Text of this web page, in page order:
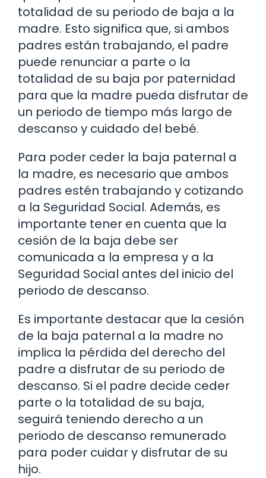
totalidad de su periodo de baja a la
madre. Esto significa que, si ambos
padres están trabajando, el padre
puede renunciar a parte o la
totalidad de su baja por paternidad
para que la madre pueda disfrutar de
un periodo de tiempo más largo de
descanso y cuidado del bebé.
Para poder ceder la baja paternal a
la madre, es necesario que ambos
padres estén trabajando y cotizando
a la Seguridad Social. Además, es
importante tener en cuenta que la
cesión de la baja debe ser
comunicada a la empresa y a la
Seguridad Social antes del inicio del
periodo de descanso.
Es importante destacar que la cesión
de la baja paternal a la madre no
implica la pérdida del derecho del
padre a disfrutar de su periodo de
descanso. Si el padre decide ceder
parte o la totalidad de su baja,
seguirá teniendo derecho a un
periodo de descanso remunerado
para poder cuidar y disfrutar de su
hijo.